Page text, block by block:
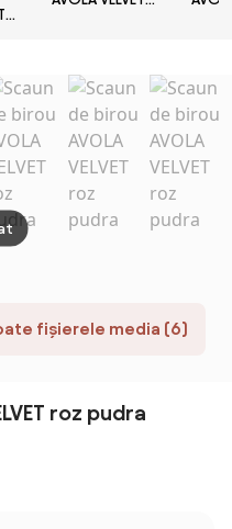
fișierele media (6)
roz pudra